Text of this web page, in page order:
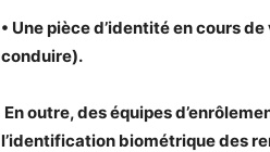
• Une pièce d’identité en cours
conduire).
En outre, des équipes
l’identification biométrique des